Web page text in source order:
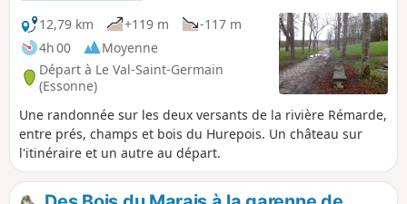
12,79 km
+119 m
-117 m
4h 00
Moyenne
Départ à Le Val-Saint-Germain
(Essonne)
Une randonnée sur les deux versants de la rivière Rémarde,
entre prés, champs et bois du Hurepois. Un château sur
l'itinéraire et un autre au départ.